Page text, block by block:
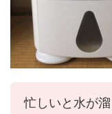
忙しいと水が